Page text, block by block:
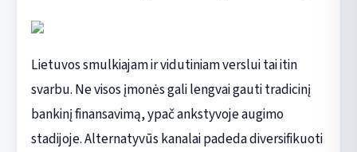
Lietuvos smulkiajam ir vidutiniam verslui tai itin
svarbu. Ne visos įmonės gali lengvai gauti tradicinį
bankinį finansavimą, ypač ankstyvoje augimo
stadijoje. Alternatyvūs kanalai padeda diversifikuoti